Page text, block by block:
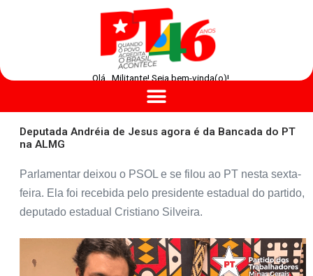
Olá , Militante! Seja bem-vinda(o)!
Deputada Andréia de Jesus agora é da Bancada do PT
na ALMG
Parlamentar deixou o PSOL e se filou ao PT nesta sexta-
feira. Ela foi recebida pelo presidente estadual do partido,
deputado estadual Cristiano Silveira.